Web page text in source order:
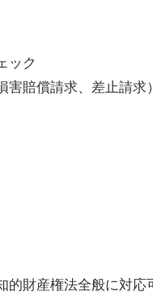
ック
害賠償請求、差止請求）
的財産権法全般に対応